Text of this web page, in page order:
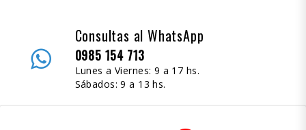
Consultas al WhatsApp
0985 154 713
Lunes a Viernes: 9 a 17 hs.
Sábados: 9 a 13 hs.